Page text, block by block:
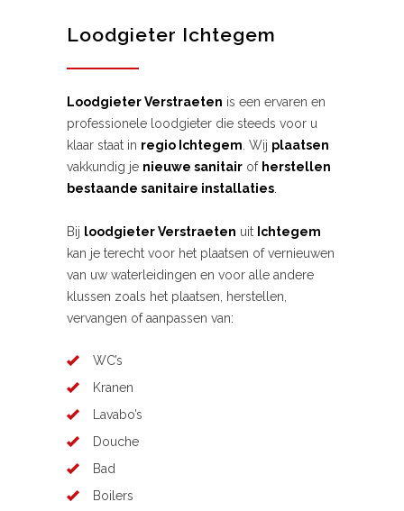
Loodgieter Ichtegem
Loodgieter Verstraeten is een ervaren en
professionele loodgieter die steeds voor u
klaar staat in regio Ichtegem . Wij plaatsen
vakkundig je nieuwe sanitair of herstellen
bestaande sanitaire installaties
Bij loodgieter Verstraeten uit Ichtegem
kan je terecht voor het plaatsen of vernieuwen
van uw waterleidingen en voor alle andere
klussen zoals het plaatsen, herstellen,
vervangen of aanpassen van:
WC’s
Kranen
Lavabo’s
Douche
Bad
Boilers